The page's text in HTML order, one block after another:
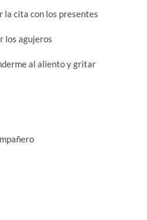
la cita con los presentes
los agujeros
al aliento y gritar